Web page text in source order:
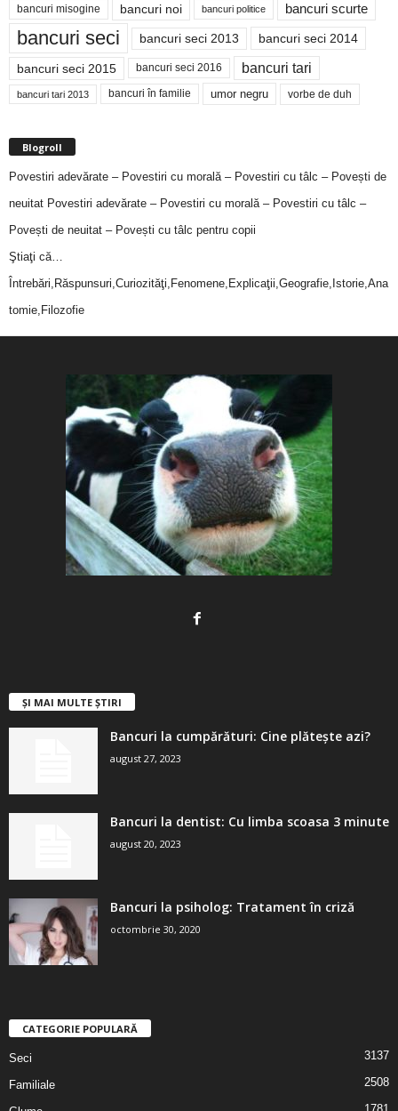
bancuri misogine bancuri noi bancuri politice bancuri scurte
bancuri seci bancuri seci 2013 bancuri seci 2014
bancuri seci 2015 bancuri seci 2016 bancuri tari
bancuri tari 2013 bancuri în familie umor negru vorbe de duh
Blogroll
Povestiri adevărate – Povestiri cu morală – Povestiri cu tâlc – Povești de
neuitat Povestiri adevărate – Povestiri cu morală – Povestiri cu tâlc –
Povești de neuitat – Povești cu tâlc pentru copii
Ştiaţi că…
Întrebări,Răspunsuri,Curiozităţi,Fenomene,Explicaţii,Geografie,Istorie,Ana
tomie,Filozofie
ȘI MAI MULTE ȘTIRI
Bancuri la cumpărături: Cine plătește azi?
august 27, 2023
Bancuri la dentist: Cu limba scoasa 3 minute
august 20, 2023
Bancuri la psiholog: Tratament în criză
octombrie 30, 2020
CATEGORIE POPULARĂ
Seci 3137
Familiale 2508